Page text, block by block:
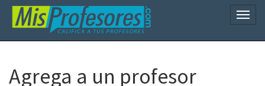
Agrega a un profesor